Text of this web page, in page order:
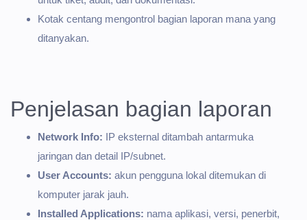
Kotak centang mengontrol bagian laporan mana yang
ditanyakan.
Penjelasan bagian laporan
Network Info: IP eksternal ditambah antarmuka
jaringan dan detail IP/subnet.
User Accounts: akun pengguna lokal ditemukan di
komputer jarak jauh.
Installed Applications: nama aplikasi, versi, penerbit,